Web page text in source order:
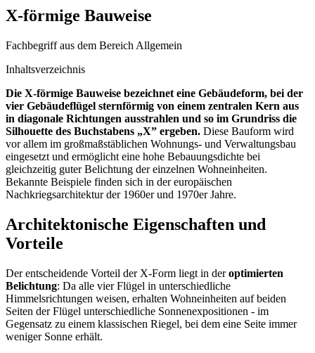
X-förmige Bauweise
Fachbegriff aus dem Bereich Allgemein
Inhaltsverzeichnis
Die X-förmige Bauweise bezeichnet eine Gebäudeform, bei der
vier Gebäudeflügel sternförmig von einem zentralen Kern aus
in diagonale Richtungen ausstrahlen und so im Grundriss die
Silhouette des Buchstabens „X” ergeben. Diese Bauform wird
vor allem im großmaßstäblichen Wohnungs- und Verwaltungsbau
eingesetzt und ermöglicht eine hohe Bebauungsdichte bei
gleichzeitig guter Belichtung der einzelnen Wohneinheiten.
Bekannte Beispiele finden sich in der europäischen
Nachkriegsarchitektur der 1960er und 1970er Jahre.
Architektonische Eigenschaften und
Vorteile
Der entscheidende Vorteil der X-Form liegt in deroptimierten
Belichtung: Da alle vier Flügel in unterschiedliche
Himmelsrichtungen weisen, erhalten Wohneinheiten auf beiden
Seiten der Flügel unterschiedliche Sonnenexpositionen - im
Gegensatz zu einem klassischen Riegel, bei dem eine Seite immer
weniger Sonne erhält.